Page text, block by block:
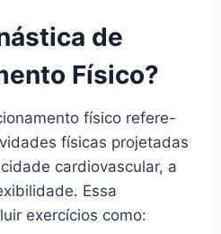
de
Físico?
físico refere-
físicas projetadas
cardiovascular, a
Essa
exercícios como: